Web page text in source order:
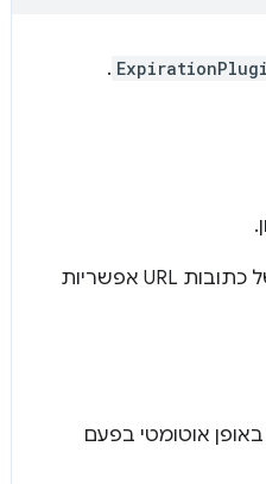
.
בדרך כלל מומלץ להגדיר את האפשרות הזו, אלא אם אתם יודעים שיש רק מספר קטן של כתובות URL אפשריות
באופן אוטומטי בפעם